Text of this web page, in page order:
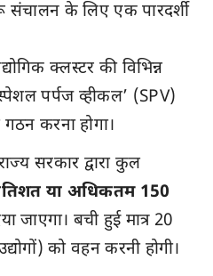
संचालन के लिए एक पारदर्शी
क्लस्टर की विभिन्न
पर्पज व्हीकल’ (SPV)
करना होगा।
सरकार द्वारा कुल
या अधिकतम 150
जाएगा। बची हुई मात्र 20
को वहन करनी होगी।